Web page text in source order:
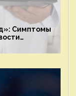
Симптомы